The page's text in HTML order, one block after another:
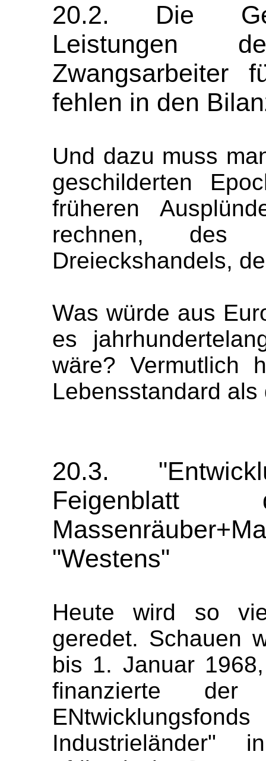
20.2. Die
Leistungen
Zwangsarbeiter
fehlen in den
Und dazu muss
geschilderten
früheren
rechnen, des
Dreieckshandels,
Was würde aus
es
wäre? Vermutlich
Lebensstandard
20.3.
Feigenblatt
"Westens"
Heute wird so
geredet. Schauen
bis 1. Januar
finanzierte der